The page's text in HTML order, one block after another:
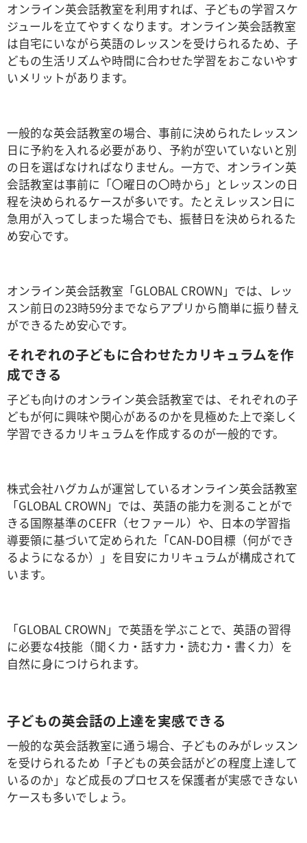
オンライン英会話教室を利用すれば、子どもの学習スケ
ジュールを立てやすくなります。オンライン英会話教室
は自宅にいながら英語のレッスンを受けられるため、子
どもの生活リズムや時間に合わせた学習をおこないやす
いメリットがあります。
一般的な英会話教室の場合、事前に決められたレッスン
日に予約を入れる必要があり、予約が空いていないと別
の日を選ばなければなりません。一方で、オンライン英
会話教室は事前に「〇曜日の〇時から」とレッスンの日
程を決められるケースが多いです。たとえレッスン日に
急用が入ってしまった場合でも、振替日を決められるた
め安心です。
オンライン英会話教室「GLOBAL CROWN」では、レッ
スン前日の23時59分までならアプリから簡単に振り替え
ができるため安心です。
それぞれの子どもに合わせたカリキュラムを作
成できる
子ども向けのオンライン英会話教室では、それぞれの子
どもが何に興味や関心があるのかを見極めた上で楽しく
学習できるカリキュラムを作成するのが一般的です。
株式会社ハグカムが運営しているオンライン英会話教室
「GLOBAL CROWN」では、英語の能力を測ることがで
きる国際基準のCEFR（セファール）や、日本の学習指
導要領に基づいて定められた「CAN-DO目標（何ができ
るようになるか）」を目安にカリキュラムが構成されて
います。
「GLOBAL CROWN」で英語を学ぶことで、英語の習得
に必要な4技能（聞く力・話す力・読む力・書く力）を
自然に身につけられます。
子どもの英会話の上達を実感できる
一般的な英会話教室に通う場合、子どものみがレッスン
を受けられるため「子どもの英会話がどの程度上達して
いるのか」など成長のプロセスを保護者が実感できない
ケースも多いでしょう。